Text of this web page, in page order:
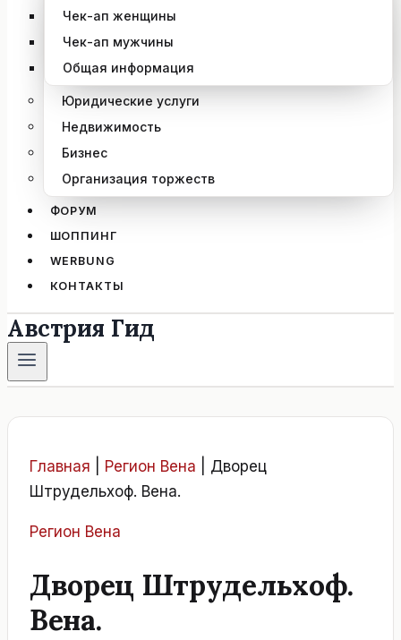
Чек-ап женщины
Чек-ап мужчины
Общая информация
Юридические услуги
Недвижимость
Бизнес
Организация торжеств
ФОРУМ
ШОППИНГ
WERBUNG
КОНТАКТЫ
Австрия Гид
Главная Регион Вена
Дворец
Штрудельхоф. Вена.
Регион Вена
Дворец Штрудельхоф.
Вена.